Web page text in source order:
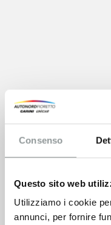
Consenso
Questo sito web
Utilizziamo i cookie
annunci, per fornire